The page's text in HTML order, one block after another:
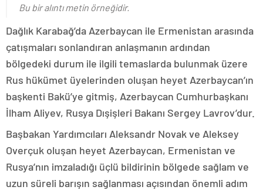
Bu bir alıntı metin örneğidir.
Dağlık Karabağ’da Azerbaycan ile Ermenistan arasında
çatışmaları sonlandıran anlaşmanın ardından
bölgedeki durum ile ilgili temaslarda bulunmak üzere
Rus hükümet üyelerinden oluşan heyet Azerbaycan’ın
başkenti Bakü’ye gitmiş, Azerbaycan Cumhurbaşkanı
İlham Aliyev, Rusya Dışişleri Bakanı Sergey Lavrov’dur.
Başbakan Yardımcıları Aleksandr Novak ve Aleksey
Overçuk oluşan heyet Azerbaycan, Ermenistan ve
Rusya’nın imzaladığı üçlü bildirinin bölgede sağlam ve
uzun süreli barışın sağlanması açısından önemli adım